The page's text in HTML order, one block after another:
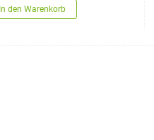
In den Warenkorb